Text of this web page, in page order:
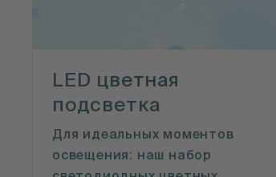
LED цветная
подсветка
Для идеальных моментов
освещения: наш набор